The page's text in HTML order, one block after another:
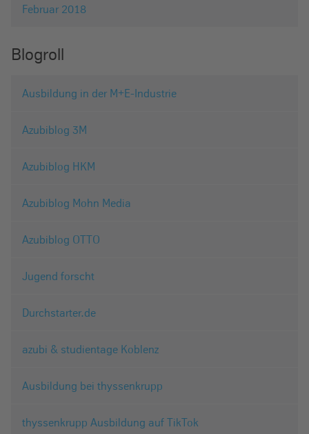
Februar 2018
Blogroll
Ausbildung in der M+E-Industrie
Azubiblog 3M
Azubiblog HKM
Azubiblog Mohn Media
Azubiblog OTTO
Jugend forscht
Durchstarter.de
azubi & studientage Koblenz
Ausbildung bei thyssenkrupp
thyssenkrupp Ausbildung auf TikTok